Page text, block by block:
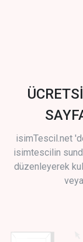
isimTescil.net
isimtescilin
düzenleyerek